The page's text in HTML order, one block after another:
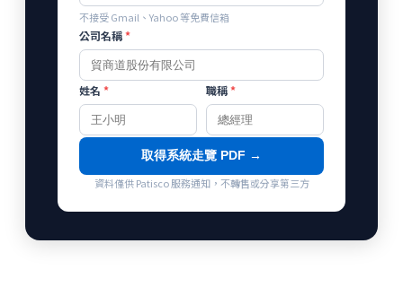
不接受 Gmail、Yahoo 等免費信箱
公司名稱*
姓名 * 職稱*
取得系統走覽 PDF →
資料僅供 Patisco 服務通知，不轉售或分享第三方